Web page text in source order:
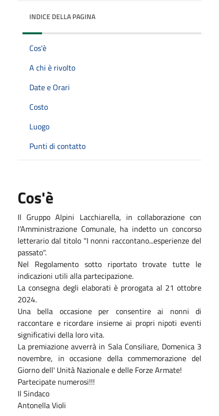
INDICE DELLA PAGINA
Cos'è
A chi è rivolto
Date e Orari
Costo
Luogo
Punti di contatto
Cos'è
Il Gruppo Alpini Lacchiarella, in collaborazione con
l'Amministrazione Comunale, ha indetto un concorso
letterario dal titolo "I nonni raccontano...esperienze del
passato".
Nel Regolamento sotto riportato trovate tutte le
indicazioni utili alla partecipazione.
La consegna degli elaborati è prorogata al 21 ottobre
2024.
Una bella occasione per consentire ai nonni di
raccontare e ricordare insieme ai propri nipoti eventi
significativi della loro vita.
La premiazione avverrà in Sala Consiliare, Domenica 3
novembre, in occasione della commemorazione del
Giorno dell' Unità Nazionale e delle Forze Armate!
Partecipate numerosi!!!
Il Sindaco
Antonella Violi